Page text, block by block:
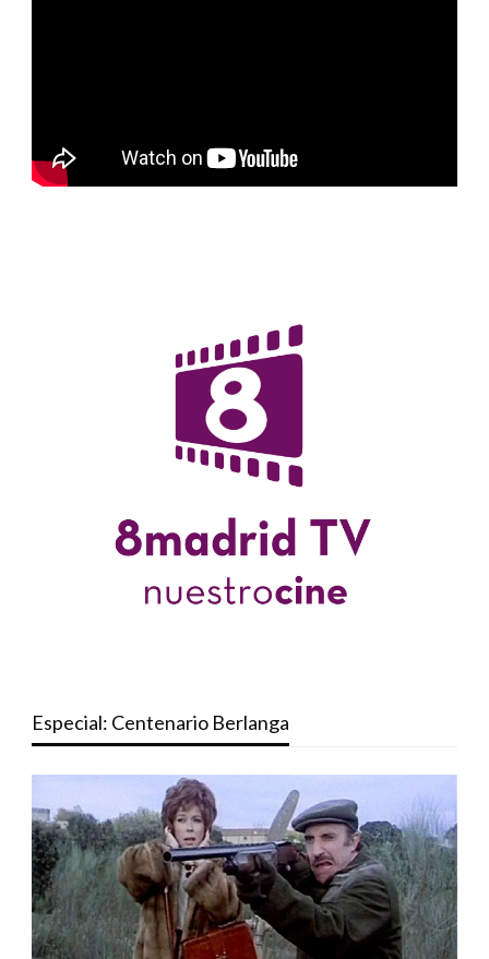
Especial: Centenario Berlanga